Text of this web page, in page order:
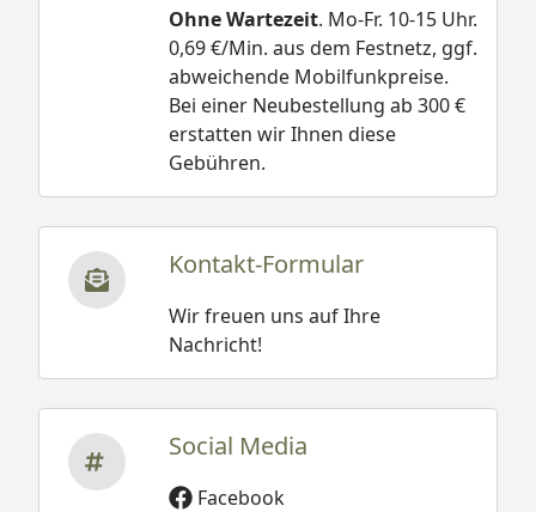
Ohne Wartezeit. Mo-Fr. 10-15 Uhr.
0,69 €/Min. aus dem Festnetz, ggf.
abweichende Mobilfunkpreise.
Bei einer Neubestellung ab 300 €
erstatten wir Ihnen diese
Gebühren.
Kontakt-Formular
Wir freuen uns auf Ihre
Nachricht!
Social Media
Facebook